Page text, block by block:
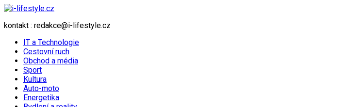
kontakt : redakce@i-lifestyle.cz
IT a Technologie
Cestovní ruch
Obchod a média
Sport
Kultura
Auto-moto
Energetika